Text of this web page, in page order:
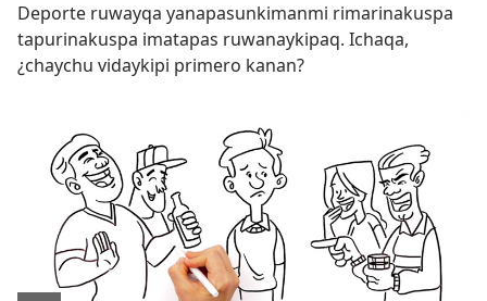
Deporte ruwayqa yanapasunkimanmi rimarinakuspa
tapurinakuspa imatapas ruwanaykipaq. Ichaqa,
¿chaychu vidaykipi primero kanan?